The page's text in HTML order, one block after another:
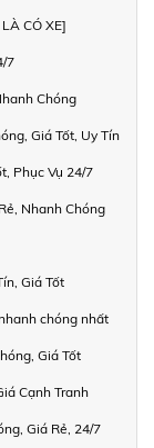
CÓ XE]
7
Chóng
Giá Tốt, Uy Tín
Phục Vụ 24/7
Nhanh Chóng
Giá Tốt
chóng nhất
Giá Tốt
Cạnh Tranh
Giá Rẻ, 24/7